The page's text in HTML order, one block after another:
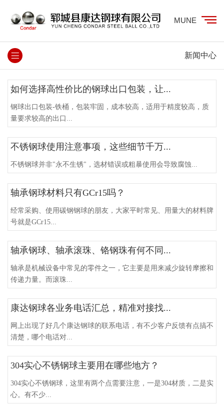
MUNE
新闻中心
如何选择高性价比的钢球出口包装，让...
钢球出口包装-铁桶，包装牢固，成本较高，适用于精度较高，质
量要求较高的出口...
不锈钢球使用注意事项，这些细节千万...
不锈钢球并非"永不生锈"，选材错误或粗暴使用会导致腐蚀...
轴承钢球材料只有GCr15吗？
经常采购、使用碳钢钢球的朋友，大家平时常见、用量大的材料牌
号就是GCr15...
轴承钢球、轴承滚珠、铬钢珠有何不同...
轴承是机械设备中常见的零件之一，它主要是用来减少旋转摩擦和
传递力量。而滚珠...
康达钢球各业务电话汇总，精准对接找...
网上出现了好几个康达钢球的联系电话，有不少客户反馈有点搞不
清楚，哪个电话对...
304实心不锈钢球主要用在哪些地方？
304实心不锈钢球，这里有两个点需要注意，一是304材质，二是实
心。有不少...